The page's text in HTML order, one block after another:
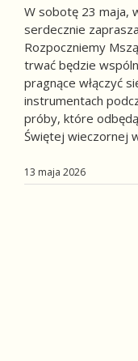
W sobotę 23 maja,
serdecznie
Rozpoczniemy
trwać będzie
pragnące włączyć
instrumentach
próby, które
Świętej wieczornej
13 maja 2026